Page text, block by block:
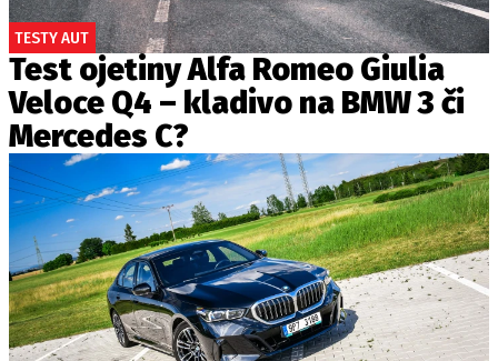
TESTY AUT
Test ojetiny Alfa Romeo Giulia
Veloce Q4 – kladivo na BMW 3 či
Mercedes C?